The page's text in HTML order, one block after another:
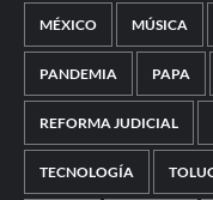
MÉXICO MÚSICA
PANDEMIA PAPA
REFORMA JUDICIAL
TECNOLOGÍA